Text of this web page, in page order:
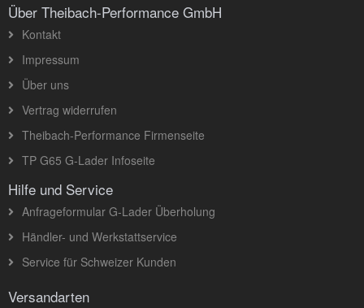
Über Theibach-Performance GmbH
Kontakt
Impressum
Über uns
Vertrag widerrufen
Theibach-Performance Firmenseite
TP G65 G-Lader Infoseite
Hilfe und Service
Anfrageformular G-Lader Überholung
Händler- und Werkstattservice
Service für Schweizer Kunden
Versandarten